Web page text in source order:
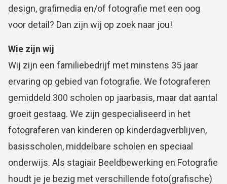
design, grafimedia en/of fotografie met een oog
voor detail? Dan zijn wij op zoek naar jou!
Wie zijn wij
Wij zijn een familiebedrijf met minstens 35 jaar
ervaring op gebied van fotografie. We fotograferen
gemiddeld 300 scholen op jaarbasis, maar dat aantal
groeit gestaag. We zijn gespecialiseerd in het
fotograferen van kinderen op kinderdagverblijven,
basisscholen, middelbare scholen en speciaal
onderwijs. Als stagiair Beeldbewerking en Fotografie
houdt je je bezig met verschillende foto(grafische)